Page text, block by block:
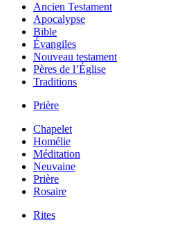
Ancien Testament
Apocalypse
Bible
Évangiles
Nouveau testament
Pères de l’Église
Traditions
Prière
Chapelet
Homélie
Méditation
Neuvaine
Prière
Rosaire
Rites